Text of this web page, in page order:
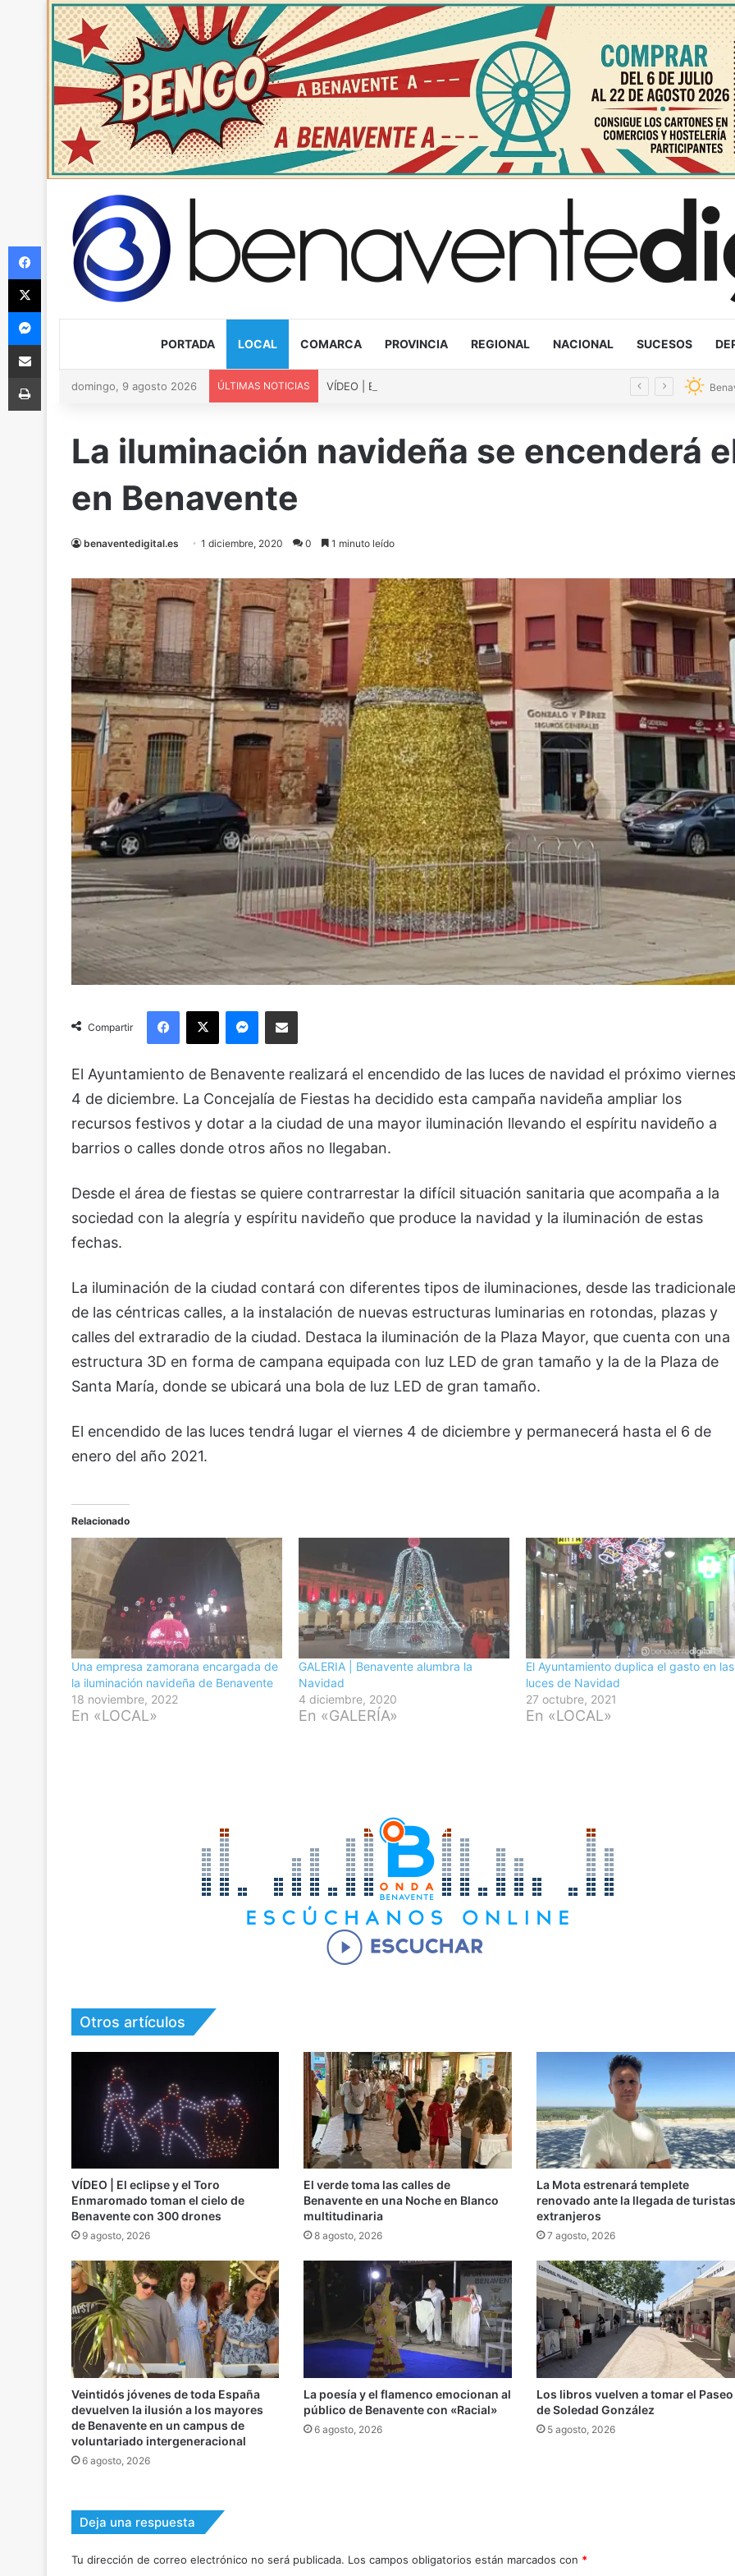
PORTADA LOCAL COMARCA PROVINCIA REGIONAL NACIONAL SUCESOS
domingo, 9 agosto 2026 ÚLTIMAS NOTICIAS
La iluminación navideña se encenderá
en Benavente
benaventedigital.es 1 diciembre, 2020 0 1 minuto leído
Compartir
Facebook
X Messenger
Compartir via Email
El Ayuntamiento de Benavente realizará el encendido de las luces de navidad el próximo
4 de diciembre. La Concejalía de Fiestas ha decidido esta campaña navideña ampliar los
recursos festivos y dotar a la ciudad de una mayor iluminación llevando el espíritu navideño a
barrios o calles donde otros años no llegaban.
Desde el área de fiestas se quiere contrarrestar la difícil situación sanitaria que acompaña a la
sociedad con la alegría y espíritu navideño que produce la navidad y la iluminación de estas
fechas.
La iluminación de la ciudad contará con diferentes tipos de iluminaciones, desde las
de las céntricas calles, a la instalación de nuevas estructuras luminarias en rotondas, plazas y
calles del extraradio de la ciudad. Destaca la iluminación de la Plaza Mayor, que cuenta con una
estructura 3D en forma de campana equipada con luz LED de gran tamaño y la de la Plaza de
Santa María, donde se ubicará una bola de luz LED de gran tamaño.
El encendido de las luces tendrá lugar el viernes 4 de diciembre y permanecerá hasta el 6 de
enero del año 2021.
Relacionado
Una empresa zamorana encargada de
la iluminación navideña de Benavente
18 noviembre, 2022
En «LOCAL»
GALERIA | Benavente alumbra la
Navidad
4 diciembre, 2020
En «GALERÍA»
El Ayuntamiento duplica el gasto en las
luces de Navidad
27 octubre, 2021
En «LOCAL»
Otros artículos
VÍDEO | El eclipse y el Toro
Enmaromado toman el cielo de
Benavente con 300 drones
9 agosto, 2026
El verde toma las calles de
Benavente en una Noche en Blanco
multitudinaria
8 agosto, 2026
La Mota estrenará templete
renovado ante la llegada de turistas
extranjeros
7 agosto, 2026
Veintidós jóvenes de toda España
devuelven la ilusión a los mayores
de Benavente en un campus de
voluntariado intergeneracional
6 agosto, 2026
La poesía y el flamenco emocionan al
público de Benavente con «Racial»
6 agosto, 2026
Los libros vuelven a tomar el Paseo
de Soledad González
5 agosto, 2026
Deja una respuesta
Tu dirección de correo electrónico no será publicada. Los campos obligatorios están marcados con *
Facebook
X
Messenger
Compartir via Email